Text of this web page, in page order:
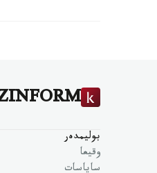
بوليمدەر
وقيعا
ساياسات